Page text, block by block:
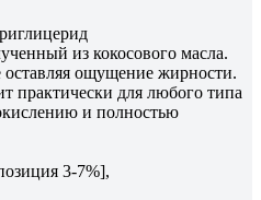
из кокосового масла.
оставляя ощущение жирности.
практически для любого типа
и полностью
3-7%],